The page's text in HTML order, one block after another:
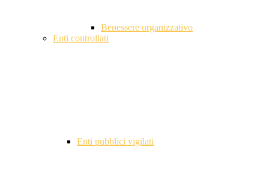
Benessere organizzativo
Enti controllati
Enti pubblici vigilati